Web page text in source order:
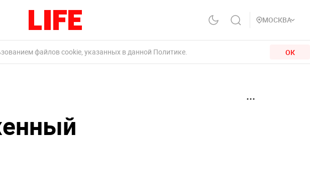
МОСКВА
файлов cookie, указанных в данной Политике. ОК